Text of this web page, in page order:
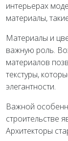
интерьерах
материалы,
Материалы и
важную роль.
материалов
текстуры,
элегантности.
Важной
строительстве
Архитекторы